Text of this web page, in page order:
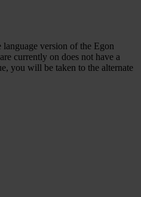
version of the Egon
currently on does not have a
you will be taken to the alternate